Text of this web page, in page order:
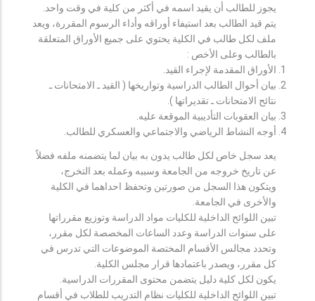
يجوز للطالب أن يقيد اسمه في أكثر من كلية في وقت واحد.
يتم قيد الطالب بعد استيفاء أوراقه وأداء الرسوم المقررة، ويعد
ملف لكل طالب في الكلية يحتوي على جميع الأوراق المتعلقة
بالطالب وعلى الأخص :
الأوراق المقدمة لإجراء القيد.
بيان أحوال الطالب الدراسية وتواريخها ( القيد ـ الامتحانات ـ
نتائح الامتحانات ـ تقديراتها ).
بيان العقوبات التأديبية الموقعة عليه.
أوجه النشاط الرياضي والاجتماعي والعسكري للطالب.
يعد سجل خاص لكل طالب يدون به بيان لما يتضمنه ملفه فضلاً
عن تاريخ خروجه من الجامعة وسببه وعمله بعد التخرج،
ويتكون هذا السجل من صورتين وتحفظ احداهما في الكلية
والأخرى في الجامعة.
تبين اللوائح الداخلية للكليات مواد الدراسة وتوزيع مقرراتها
على سنوات الدراسة وعدد الساعات المخصصة لكل مقرر،
وتحدد مجالس الأقسام المختصة الموضوعات التي تدرس في
كل مقرر، ويصدر باعتمادها قرار مجلس الكلية.
يكون لكل كلية دليل يتضمن محتوى المقررات الدراسية.
تبين اللوائح الداخلية للكليات نظام التدريب للطلاب في أقسام